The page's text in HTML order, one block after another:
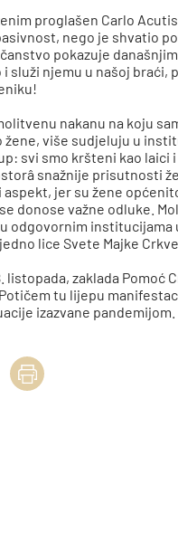
proglašen Carlo
nego je shvatio
pokazuje
i služi njemu u našoj
nakanu na koju
više sudjeluju u
svi smo kršteni kao
snažnije prisutnosti
aspekt, jer su žene
donose važne odluke.
odgovornim
lice Svete Majke Crkve.
listopada, zaklada Pomoć
tu lijepu
izazvane pandemijom.